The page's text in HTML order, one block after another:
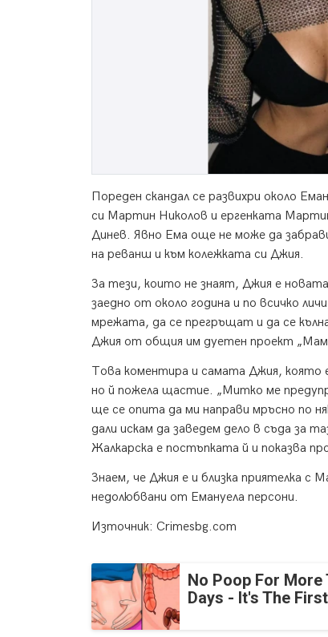
Пореден скандал се развихри около
си Мартин Николов и ергенката
Динев. Явно Ема още не може да
на реванш и към колежката си Джия.
За тези, които не знаят, Джия е
заедно от около година и по всичко
мрежата, да се прегръщат и да се
Джия от общия им дуетен проект
Това коментира и самата Джия, която
но й пожела щастие. „Митко ме
ще се опита да ми направи мръсно по
дали искам да заведем дело в съда за
Жалкарска е постъпката й и показва
Знаем, че Джия е и близка приятелка
недолюбвани от Емануела персони.
Източник: Crimesbg.com
No Poop For More
Days - It's The